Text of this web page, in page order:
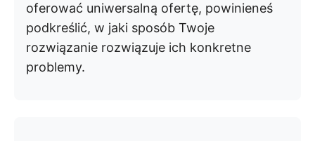
oferować uniwersalną ofertę, powinieneś
podkreślić, w jaki sposób Twoje
rozwiązanie rozwiązuje ich konkretne
problemy.